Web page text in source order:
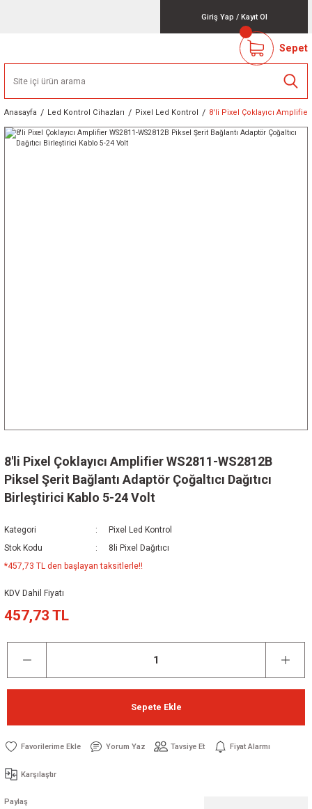
Giriş Yap / Kayıt Ol
Sepet
Anasayfa Led Kontrol Cihazları Pixel Led Kontrol 8'li Pixel Çoklayıcı
8'li Pixel Çoklayıcı Amplifier WS2811-WS2812B
Piksel Şerit Bağlantı Adaptör Çoğaltıcı Dağıtıcı
Birleştirici Kablo 5-24 Volt
Kategori
Pixel Led Kontrol
Stok Kodu
8li Pixel Dağıtıcı
*457,73 TL den başlayan taksitlerle!!
KDV Dahil Fiyatı
457,73 TL
Sepete Ekle
Yorum Yaz Tavsiye Et Fiyat Alarmı
Karşılaştır
Paylaş